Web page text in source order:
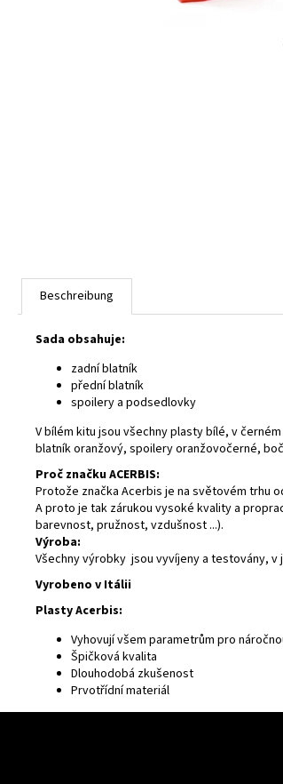
Beschreibung
Sada obsahuje:
zadní blatník
přední blatník
spoilery a podsedlovky
V bílém kitu jsou všechny plasty bílé, v
blatník oranžový, spoilery oranžovočerné,
Proč značku ACERBIS:
Protože značka Acerbis je na světovém trhu
A proto je tak zárukou vysoké kvality a
barevnost, pružnost, vzdušnost ...).
Výroba:
Všechny výrobky jsou vyvíjeny a testovány,
Vyrobeno v Itálii
Plasty Acerbis:
Vyhovují všem parametrům pro
Špičková kvalita
Dlouhodobá zkušenost
Prvotřídní materiál